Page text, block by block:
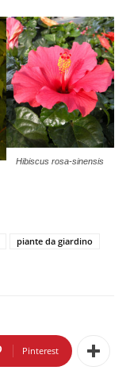
Hibiscus rosa-sinensis
piante da giardino
Pinterest